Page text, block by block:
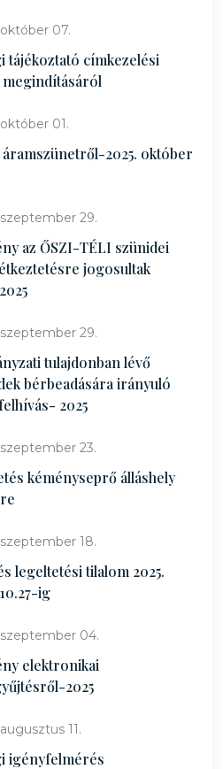
07.
tájékoztató címkezelési
01.
2025. október
29.
az ŐSZI-TÉLI szünidei
jogosultak
29.
tulajdonban lévő
bérbeadására irányuló
2025
23.
kéményseprő álláshely
18.
legeltetési tilalom 2025.
ig
04.
elektronikai
2025
11.
igényfelmérés